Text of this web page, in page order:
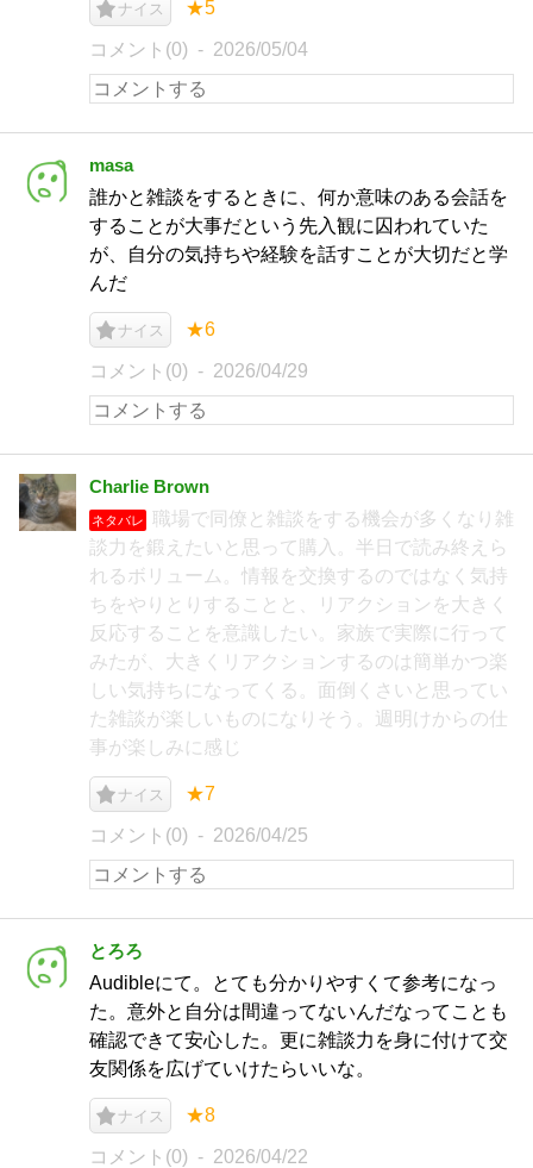
ナイス ★5
コメント(0) 2026/05/04
masa
誰かと雑談をするときに、何か意味のある会話を
することが大事だという先入観に囚われていた
が、自分の気持ちや経験を話すことが大切だと学
んだ
ナイス ★6
コメント(0) 2026/04/29
Charlie Brown
ネタバレ
職場で同僚と雑談をする機会が多くなり雑
談力を鍛えたいと思って購入。半日で読み終えら
れるボリューム。情報を交換するのではなく気持
ちをやりとりすることと、リアクションを大きく
反応することを意識したい。家族で実際に行って
みたが、大きくリアクションするのは簡単かつ楽
しい気持ちになってくる。面倒くさいと思ってい
た雑談が楽しいものになりそう。週明けからの仕
事が楽しみに感じ
ナイス ★7
コメント(0) 2026/04/25
とろろ
Audibleにて。とても分かりやすくて参考になっ
た。意外と自分は間違ってないんだなってことも
確認できて安心した。更に雑談力を身に付けて交
友関係を広げていけたらいいな。
ナイス ★8
コメント(0) 2026/04/22